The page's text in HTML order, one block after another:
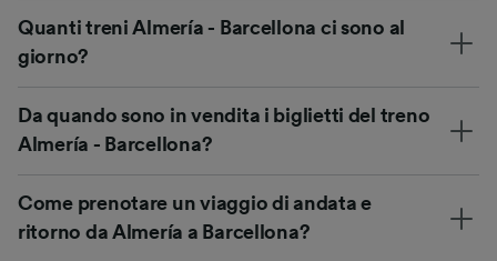
Quanti treni Almería - Barcellona ci sono al
giorno?
Da quando sono in vendita i biglietti del treno
Almería - Barcellona?
Come prenotare un viaggio di andata e
ritorno da Almería a Barcellona?